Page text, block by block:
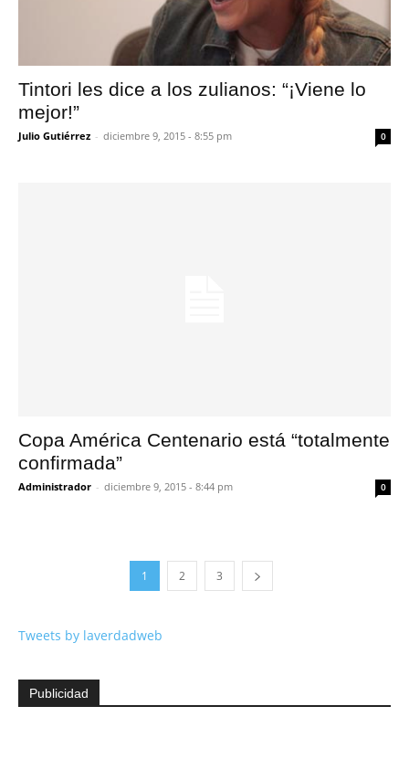
Tintori les dice a los zulianos: “¡Viene lo
mejor!”
Julio Gutiérrez - diciembre 9, 2015 - 8:55 pm 0
Copa América Centenario está “totalmente
confirmada”
Administrador - diciembre 9, 2015 - 8:44 pm 0
1 2 3
Tweets by laverdadweb
Publicidad